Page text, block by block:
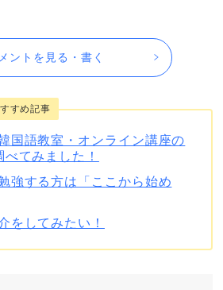
ントを見る・書く
すめ記事
国語教室・オンライン講座の
てみました！
強する方は「ここから始め
をしてみたい！